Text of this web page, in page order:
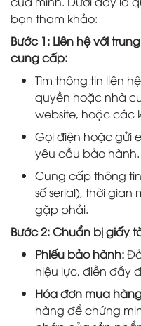
bạn tham khảo:
Bước 1: Liên hệ với
cung cấp:
Tìm thông tin liên
quyền hoặc nhà
website, hoặc các
Gọi điện hoặc gửi
yêu cầu bảo hành.
Cung cấp thông
số serial), thời
gặp phải.
Bước 2: Chuẩn bị giấy
Phiếu bảo hành:
hiệu lực, điền đầy
Hóa đơn mua
hàng để chứng